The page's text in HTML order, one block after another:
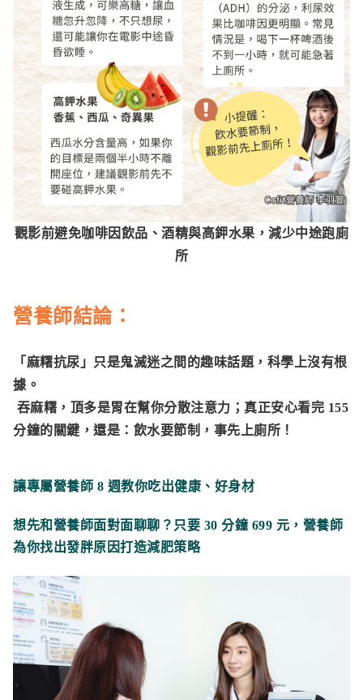
觀影前避免咖啡因飲品、酒精與高鉀水果，減少中途跑廁
所
營養師結論：
「麻糬抗尿」只是鬼滅迷之間的趣味話題，科學上沒有根
據。
吞麻糬，頂多是胃在幫你分散注意力；真正安心看完 155
分鐘的關鍵，還是： 飲水要節制，事先上廁所！
讓專屬營養師 8 週教你吃出健康、好身材
想先和營養師面對面聊聊？只要 30 分鐘 699 元，營養師
為你找出發胖原因打造減肥策略